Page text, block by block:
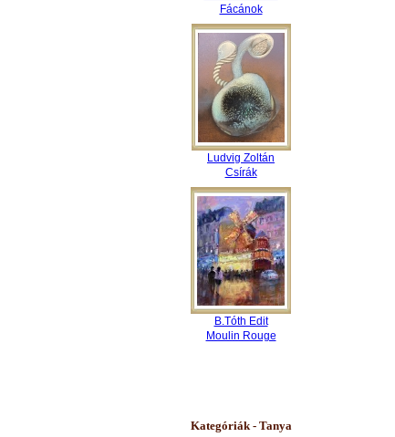
Fácánok
Ludvig Zoltán
Csírák
B.Tóth Edit
Moulin Rouge
Kategóriák - Tanya